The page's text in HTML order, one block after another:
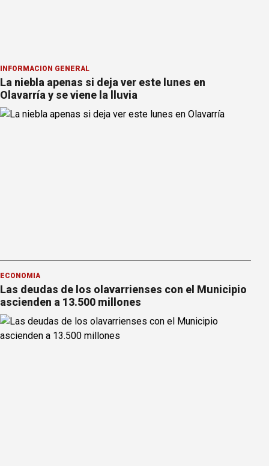
INFORMACION GENERAL
La niebla apenas si deja ver este lunes en
Olavarría y se viene la lluvia
ECONOMÍA
Las deudas de los olavarrienses con el Municipio
ascienden a 13.500 millones